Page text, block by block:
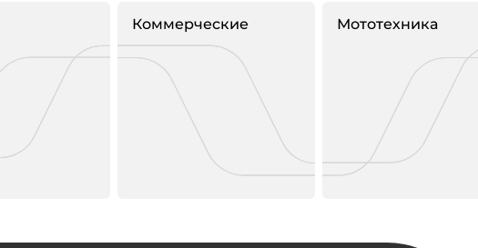
Коммерческие Мототехника